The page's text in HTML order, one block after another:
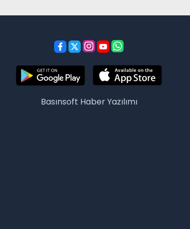
Basınsoft Haber Yazılımı